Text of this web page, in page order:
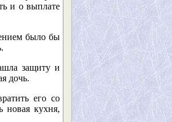
и о выплате
было бы
защиту и
дочь.
его со
новая кухня,